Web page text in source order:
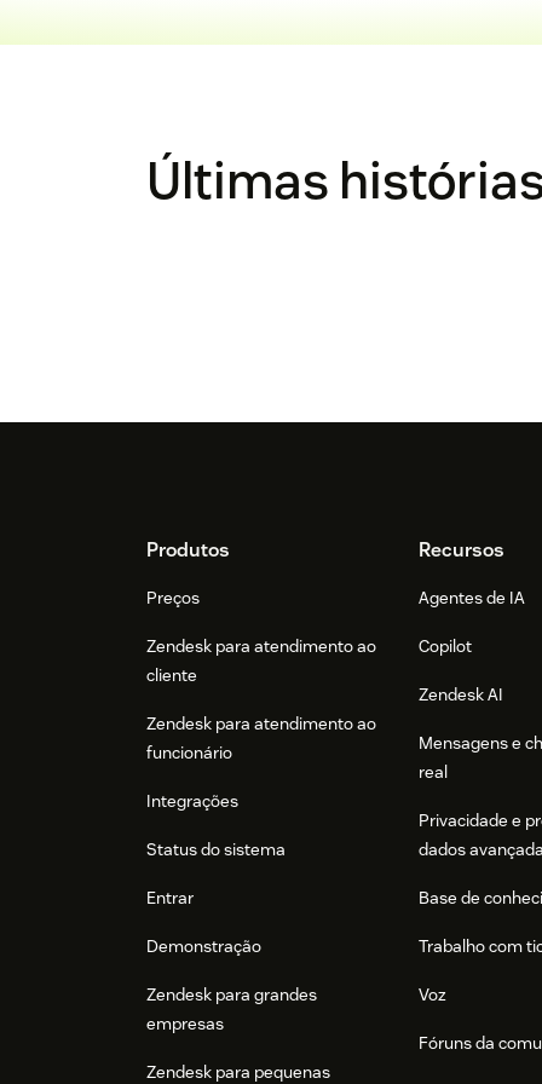
Últimas
FooterProdutos
Preços
Zendesk para atendimento ao
cliente
Zendesk para atendimento ao
funcionário
Integrações
Status do sistema
Entrar
Demonstração
Zendesk para grandes
empresas
Zendesk para pequenas
Recursos
Agentes de IA
Copilot
Zendesk AI
Mensagens e
real
Privacidade e
dados
Base de
Trabalho com
Voz
Fóruns da